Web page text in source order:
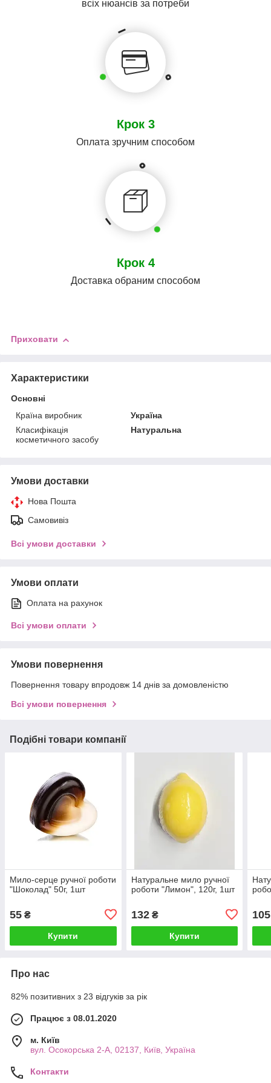
всіх нюансів за потреби
Крок 3
Оплата зручним способом
Крок 4
Доставка обраним способом
Приховати
Характеристики
Основні
Країна виробник
Україна
Класифікація
косметичного засобу
Натуральна
Умови доставки
Нова Пошта
Самовивіз
Всі умови доставки
Умови оплати
Оплата на рахунок
Всі умови оплати
Умови повернення
Повернення товару впродовж 14 днів за домовленістю
Всі умови повернення
Подібні товари компанії
Мило-серце ручної роботи
"Шоколад" 50г, 1шт
55 ₴
Купити
Натуральне мило ручної
роботи "Лимон", 120г, 1шт
132₴
Купити
105
Про нас
82% позитивних з 23 відгуків за рік
Працює з 08.01.2020
м. Київ
вул. Осокорська 2-А, 02137, Київ, Україна
Контакти